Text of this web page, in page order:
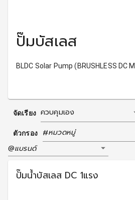
ปั๊มบัสเลส
BLDC Solar Pump (BRUSHLESS DC
จัดเรียง ควบคุมเอง
ตัวกรอง #หมวดหมู่
@แบรนด์
ปั๊มน้ำบัสเลส DC 1แรง